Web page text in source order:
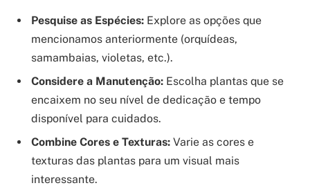
Pesquise as Espécies: Explore as opções que
mencionamos anteriormente (orquídeas,
samambaias, violetas, etc.).
Considere a Manutenção: Escolha plantas que se
encaixem no seu nível de dedicação e tempo
disponível para cuidados.
Combine Cores e Texturas: Varie as cores e
texturas das plantas para um visual mais
interessante.